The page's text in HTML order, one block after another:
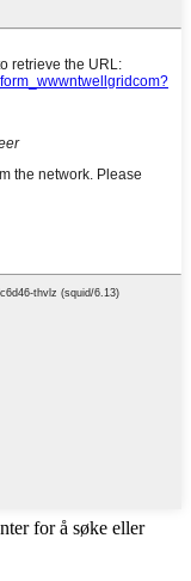
for å søke eller